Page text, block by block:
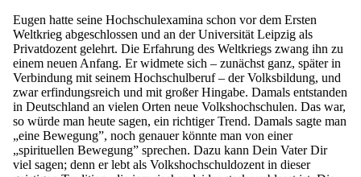
Eugen hatte seine Hochschulexamina schon vor dem Ersten
Weltkrieg abgeschlossen und an der Universität Leipzig als
Privatdozent gelehrt. Die Erfahrung des Weltkriegs zwang ihn zu
einem neuen Anfang. Er widmete sich – zunächst ganz, später in
Verbindung mit seinem Hochschulberuf – der Volksbildung, und
zwar erfindungsreich und mit großer Hingabe. Damals entstanden
in Deutschland an vielen Orten neue Volkshochschulen. Das war,
so würde man heute sagen, ein richtiger Trend. Damals sagte man
„eine Bewegung”, noch genauer könnte man von einer
„spirituellen Bewegung” sprechen. Dazu kann Dein Vater Dir
viel sagen; denn er lebt als Volkshochschuldozent in dieser